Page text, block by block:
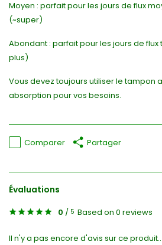
Moyen : parfait pour les jours de flux
(~super)
Abondant : parfait pour les jours de
plus)
Vous devez toujours utiliser le tampon
absorption pour vos besoins.
Comparer Partager
Évaluations
0 / 5 Based on 0 reviews
Il n'y a pas encore d'avis sur ce produit..